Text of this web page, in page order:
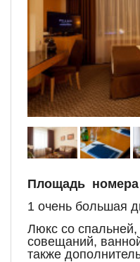
Площадь номера
1 очень большая
Люкс со
совещаний,
также